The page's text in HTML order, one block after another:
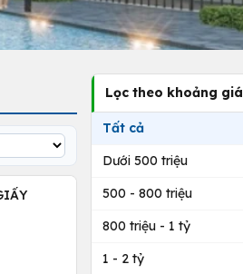
Lọc theo khoảng giá
Tất cả
Dưới 500 triệu
500 - 800 triệu
800 triệu - 1 tỷ
1 - 2 tỷ